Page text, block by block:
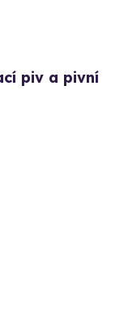
piv a pivní